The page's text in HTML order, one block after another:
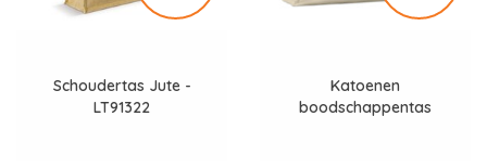
Schoudertas Jute -
LT91322
Katoenen
boodschappentas